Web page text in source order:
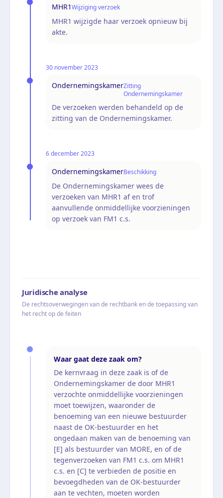
MHR1Wijziging verzoek
MHR1 wijzigde haar verzoek opnieuw bij
akte.
30 november 2023
OndernemingskamerZitting
Ondernemingskamer
De verzoeken werden behandeld op de
zitting van de Ondernemingskamer.
6 december 2023
OndernemingskamerBeschikking
De Ondernemingskamer wees de
verzoeken van MHR1 af en trof
aanvullende onmiddellijke voorzieningen
op verzoek van FM1 c.s.
Juridische analyse
De rechtsoverwegingen van de rechtbank en de toepassing van
het recht op de feiten
Waar gaat deze zaak om?
De kernvraag in deze zaak is of de
Ondernemingskamer de door MHR1
verzochte onmiddellijke voorzieningen
moet toewijzen, waaronder de
benoeming van een nieuwe bestuurder
naast de OK-bestuurder en het
ongedaan maken van de benoeming van
[E] als bestuurder van MORE, en of de
tegenverzoeken van FM1 c.s. om MHR1
c.s. en [C] te verbieden de positie en
bevoegdheden van de OK-bestuurder
aan te vechten, moeten worden